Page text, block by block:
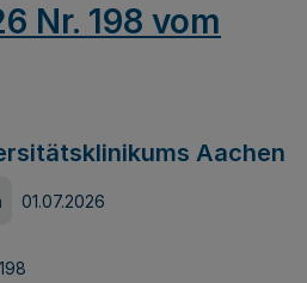
Nr. 198 vom
Aachen
01.07.2026
198